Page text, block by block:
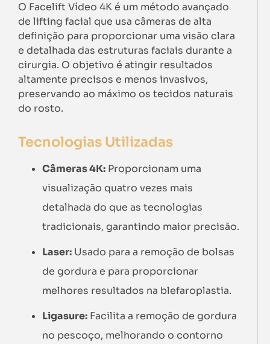
O Facelift Vídeo 4K é um método avançado
de lifting facial que usa câmeras de alta
definição para proporcionar uma visão clara
e detalhada das estruturas faciais durante a
cirurgia. O objetivo é atingir resultados
altamente precisos e menos invasivos,
preservando ao máximo os tecidos naturais
do rosto.
Tecnologias Utilizadas
Câmeras 4K: Proporcionam uma
visualização quatro vezes mais
detalhada do que as tecnologias
tradicionais, garantindo maior precisão.
Laser: Usado para a remoção de bolsas
de gordura e para proporcionar
melhores resultados na blefaroplastia.
Ligasure: Facilita a remoção de gordura
no pescoço, melhorando o contorno